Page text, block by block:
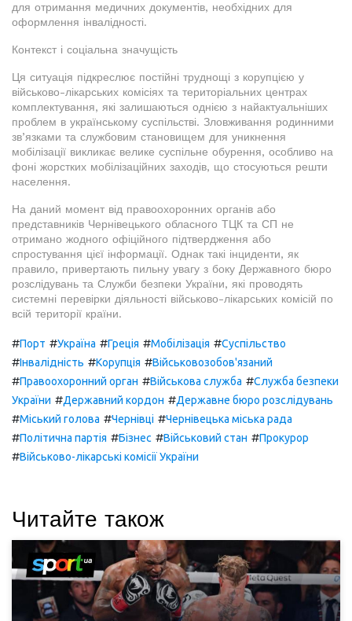
для отримання медичних документів, необхідних для
оформлення інвалідності.
Контекст і соціальна значущість
Ця ситуація підкреслює постійні труднощі з корупцією у
військово-лікарських комісіях та територіальних центрах
комплектування, які залишаються однією з найактуальніших
проблем в українському суспільстві. Зловживання родинними
зв’язками та службовим становищем для уникнення
мобілізації викликає велике суспільне обурення, особливо на
фоні жорстких мобілізаційних заходів, що стосуються решти
населення.
На даний момент від правоохоронних органів або
представників Чернівецького обласного ТЦК та СП не
отримано жодного офіційного підтвердження або
спростування цієї інформації. Однак такі інциденти, як
правило, привертають пильну увагу з боку Державного бюро
розслідувань та Служби безпеки України, які проводять
системні перевірки діяльності військово-лікарських комісій по
всій території країни.
#Порт #Україна #Греція #Мобілізація #Суспільство
#Інвалідність #Корупція #Військовозобов'язаний
#Правоохоронний орган #Військова служба #Служба безпеки
України #Державний кордон #Державне бюро розслідувань
#Міський голова #Чернівці #Чернівецька міська рада
#Політична партія #Бізнес #Військовий стан #Прокурор
#Військово-лікарські комісії України
Читайте також